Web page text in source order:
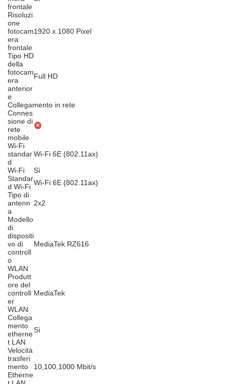
frontale
Risoluzi
one
fotocam
era
frontale
1920 x 1080 Pixel
Tipo HD
della
fotocam
era
anterior
e
Full HD
Collegamento in rete
Connes
sione di
rete
mobile
Wi-Fi
standar
d
Wi-Fi 6E (802.11ax)
Wi-Fi
Sì
Standar
d Wi-Fi Wi-Fi 6E (802.11ax)
Tipo di
antenn
a
2x2
Modello
di
dispositi
vo di
controll
o
WLAN
MediaTek RZ616
Produtt
ore del
controll
er
WLAN
MediaTek
Collega
mento
etherne
t LAN
Sì
Velocità
trasferi
mento
Etherne
10,100,1000 Mbit/s